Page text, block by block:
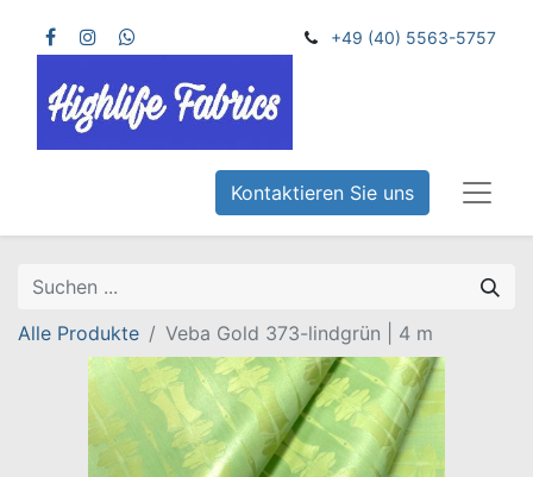
+49 (40) 5563-5757
Kontaktieren Sie uns
Alle Produkte Veba Gold 373-lindgrün | 4 m